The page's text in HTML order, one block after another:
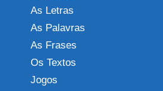
As Letras
As Palavras
As Frases
Os Textos
Jogos